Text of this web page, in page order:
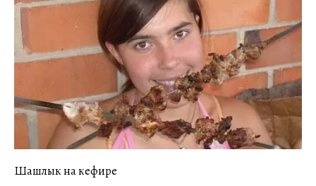
Шашлык на кефире